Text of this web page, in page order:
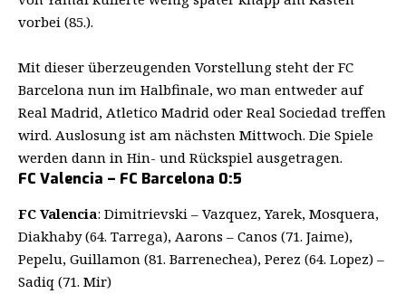
vorbei (85.).
Mit dieser überzeugenden Vorstellung steht der FC
Barcelona nun im Halbfinale, wo man entweder auf
Real Madrid, Atletico Madrid oder Real Sociedad treffen
wird. Auslosung ist am nächsten Mittwoch. Die Spiele
werden dann in Hin- und Rückspiel ausgetragen.
FC Valencia – FC Barcelona 0:5
FC Valencia: Dimitrievski – Vazquez, Yarek, Mosquera,
Diakhaby (64. Tarrega), Aarons – Canos (71. Jaime),
Pepelu, Guillamon (81. Barrenechea), Perez (64. Lopez) –
Sadiq (71. Mir)